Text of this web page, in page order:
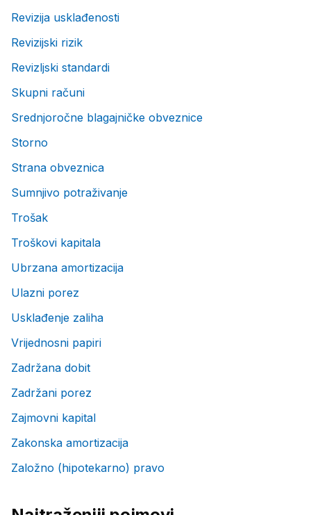
Revizija usklađenosti
Revizijski rizik
Revizljski standardi
Skupni računi
Srednjoročne blagajničke obveznice
Storno
Strana obveznica
Sumnjivo potraživanje
Trošak
Troškovi kapitala
Ubrzana amortizacija
Ulazni porez
Usklađenje zaliha
Vrijednosni papiri
Zadržana dobit
Zadržani porez
Zajmovni kapital
Zakonska amortizacija
Založno (hipotekarno) pravo